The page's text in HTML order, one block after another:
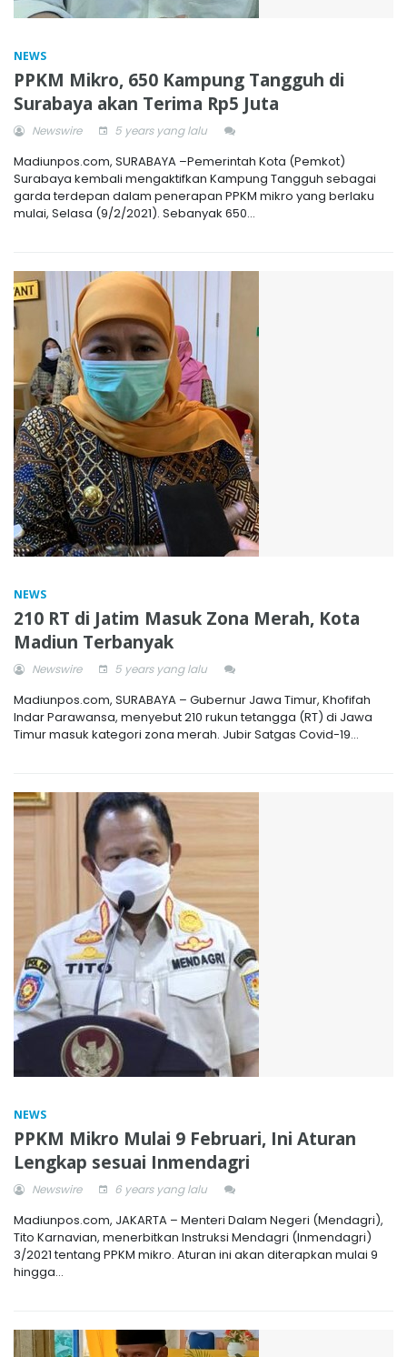
NEWS
PPKM Mikro, 650 Kampung Tangguh di
Surabaya akan Terima Rp5 Juta
Newswire 5 years yang lalu
Madiunpos.com, SURABAYA –Pemerintah Kota (Pemkot)
Surabaya kembali mengaktifkan Kampung Tangguh sebagai
garda terdepan dalam penerapan PPKM mikro yang berlaku
mulai, Selasa (9/2/2021). Sebanyak 650...
NEWS
210 RT di Jatim Masuk Zona Merah, Kota
Madiun Terbanyak
Newswire 5 years yang lalu
Madiunpos.com, SURABAYA – Gubernur Jawa Timur, Khofifah
Indar Parawansa, menyebut 210 rukun tetangga (RT) di Jawa
Timur masuk kategori zona merah. Jubir Satgas Covid-19...
NEWS
PPKM Mikro Mulai 9 Februari, Ini Aturan
Lengkap sesuai Inmendagri
Newswire 6 years yang lalu
Madiunpos.com, JAKARTA – Menteri Dalam Negeri (Mendagri),
Tito Karnavian, menerbitkan Instruksi Mendagri (Inmendagri)
3/2021 tentang PPKM mikro. Aturan ini akan diterapkan mulai 9
hingga...